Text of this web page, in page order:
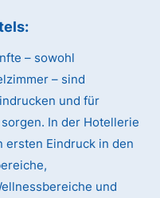
– sowohl
– sind
und für
In der Hotellerie
ersten Eindruck in den
und